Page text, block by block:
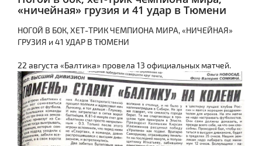
«ничейная» грузия и 41 удар в Тюмени
НОГОЙ В БОК, ХЕТ-ТРИК ЧЕМПИОНА МИРА, «НИЧЕЙНАЯ»
ГРУЗИЯ и 41 УДАР В ТЮМЕНИ
22 августа «Балтика» провела 13 официальных матчей.